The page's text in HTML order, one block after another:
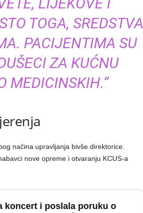
TOGA, SREDSTVA
PACIJENTIMA SU
ZA KUĆNU
MEDICINSKIH.“
načina upravljanja bivše direktorice.
nove opreme i otvaranju KCUS-a
koncert i poslala poruku o